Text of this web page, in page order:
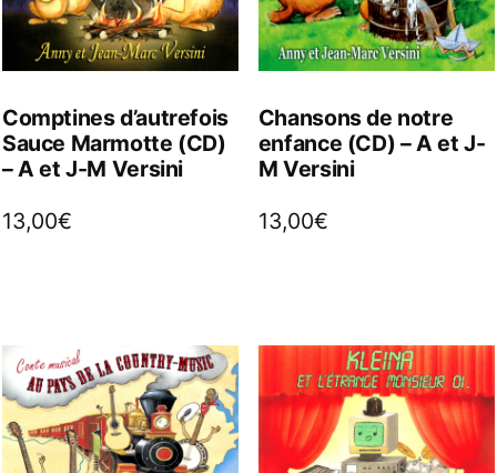
Comptines d’autrefois
Sauce Marmotte (CD)
– A et J-M Versini
13,00€
Chansons de notre
enfance (CD) – A et J-
M Versini
13,00€